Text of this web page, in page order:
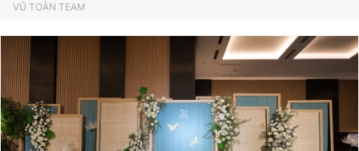
VŨ TOÀN TEAM